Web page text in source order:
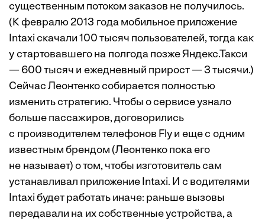
существенным потоком заказов не получилось.
(К февралю 2013 года мобильное приложение
Intaxi скачали 100 тысяч пользователей, тогда как
у стартовавшего на полгода позже Яндекс.Такси
— 600 тысяч и ежедневный прирост — 3 тысячи.)
Сейчас Леонтенко собирается полностью
изменить стратегию. Чтобы о сервисе узнало
больше пассажиров, договорились
с производителем телефонов Fly и еще с одним
известным брендом (Леонтенко пока его
не называет) о том, чтобы изготовитель сам
устанавливал приложение Intaxi. И с водителями
Intaxi будет работать иначе: раньше вызовы
передавали на их собственные устройства, а